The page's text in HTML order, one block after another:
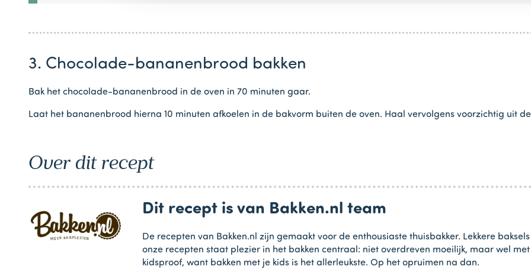
3. Chocolade-bananenbrood bakken
Bak het chocolade-bananenbrood in de oven in 70 minuten gaar.
Laat het bananenbrood hierna 10 minuten afkoelen in de bakvorm buiten de oven. Haal vervolgens voorzichtig uit
Over dit recept
Dit recept is van Bakken.nl team
De recepten van Bakken.nl zijn gemaakt voor de enthousiaste thuisbakker. Lekkere
onze recepten staat plezier in het bakken centraal: niet overdreven moeilijk, maar wel
kidsproof, want bakken met je kids is het allerleukste. Op het opruimen na dan.